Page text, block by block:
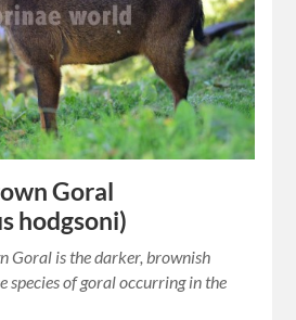
Goral
hodgsoni)
Goral is the darker, brownish
species of goral occurring in the